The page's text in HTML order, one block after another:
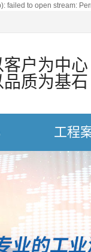
to open stream:
客户为中心
品质为基石
机
机
工程
案例